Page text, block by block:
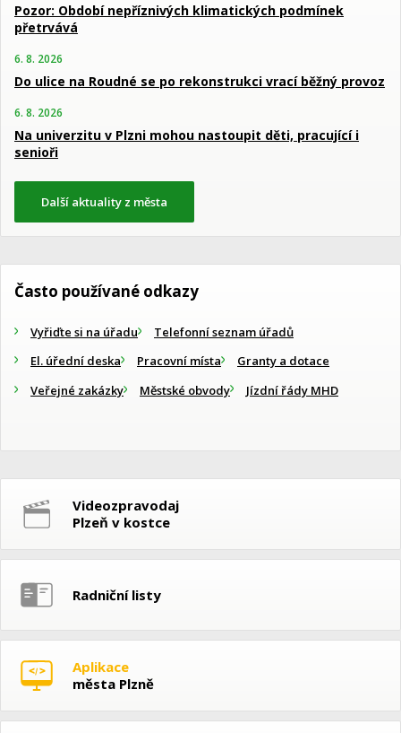
Pozor: Období nepříznivých klimatických podmínek
přetrvává
6. 8. 2026
Do ulice na Roudné se po rekonstrukci vrací běžný provoz
6. 8. 2026
Na univerzitu v Plzni mohou nastoupit děti, pracující i
senioři
Další aktuality z města
Často používané odkazy
Vyřiďte si na úřadu
Telefonní seznam úřadů
El. úřední deska
Pracovní místa
Granty a dotace
Veřejné zakázky
Městské obvody Jízdní řády MHD
Videozpravodaj
Plzeň v kostce
Radniční listy
Aplikace
města Plzně